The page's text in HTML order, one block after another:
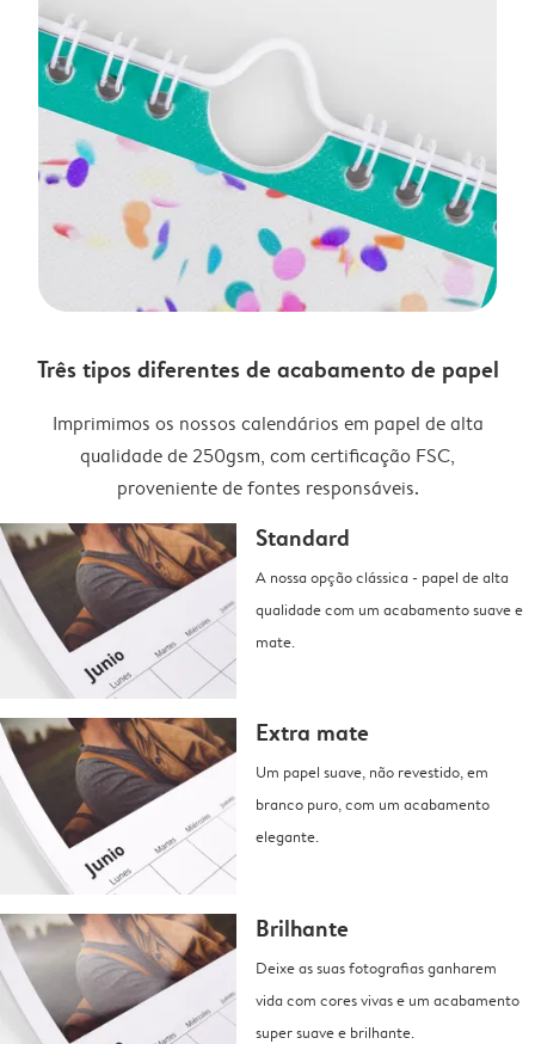
Três tipos diferentes de acabamento de papel
Imprimimos os nossos calendários em papel de alta
qualidade de 250gsm, com certificação FSC,
proveniente de fontes responsáveis.
Standard
A nossa opção clássica - papel de alta
qualidade com um acabamento suave e
mate.
Extra mate
Um papel suave, não revestido, em
branco puro, com um acabamento
elegante.
Brilhante
Deixe as suas fotografias ganharem
vida com cores vivas e um acabamento
super suave e brilhante.